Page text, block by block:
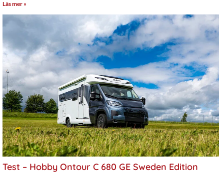
Läs mer »
Test – Hobby Ontour C 680 GE Sweden Edition